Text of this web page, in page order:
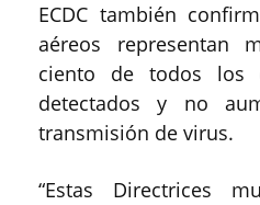
ECDC también
aéreos representan
ciento de todos los
detectados y no
transmisión de virus.
“Estas Directrices